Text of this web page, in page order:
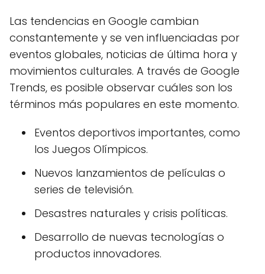
Las tendencias en Google cambian
constantemente y se ven influenciadas por
eventos globales, noticias de última hora y
movimientos culturales. A través de Google
Trends, es posible observar cuáles son los
términos más populares en este momento.
Eventos deportivos importantes, como
los Juegos Olímpicos.
Nuevos lanzamientos de películas o
series de televisión.
Desastres naturales y crisis políticas.
Desarrollo de nuevas tecnologías o
productos innovadores.